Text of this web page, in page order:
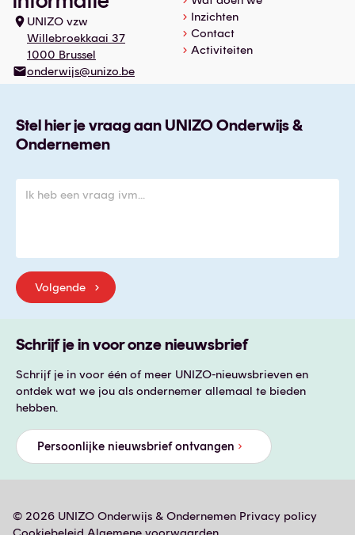
UNIZO vzw
Willebroekkaai 37
1000 Brussel
onderwijs@unizo.be
Inzichten
Contact
Activiteiten
Stel hier je vraag aan UNIZO Onderwijs &
Ondernemen
Schrijf je in voor onze nieuwsbrief
Schrijf je in voor één of meer UNIZO-nieuwsbrieven en
ontdek wat we jou als ondernemer allemaal te bieden
hebben.
Persoonlijke nieuwsbrief ontvangen
.Post-
© 2026 UNIZO Onderwijs & Ondernemen Privacy policy